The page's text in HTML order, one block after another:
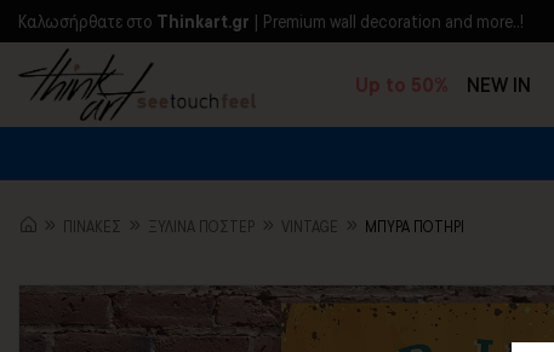
Kαλωσήρθατε στο Thinkart.gr | Premium wall decoration and more..!
Up to 50% NEW IN
ΠΙΝΑΚΕΣ ΞΥΛΙΝΑ ΠΟΣΤΕΡ VINTAGE ΜΠΥΡΑ ΠΟΤΗΡΙ